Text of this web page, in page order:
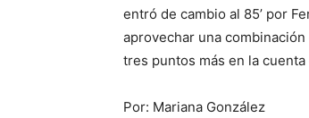
entró de cambio al 85’ por
aprovechar una
tres puntos más en la
Por: Mariana González